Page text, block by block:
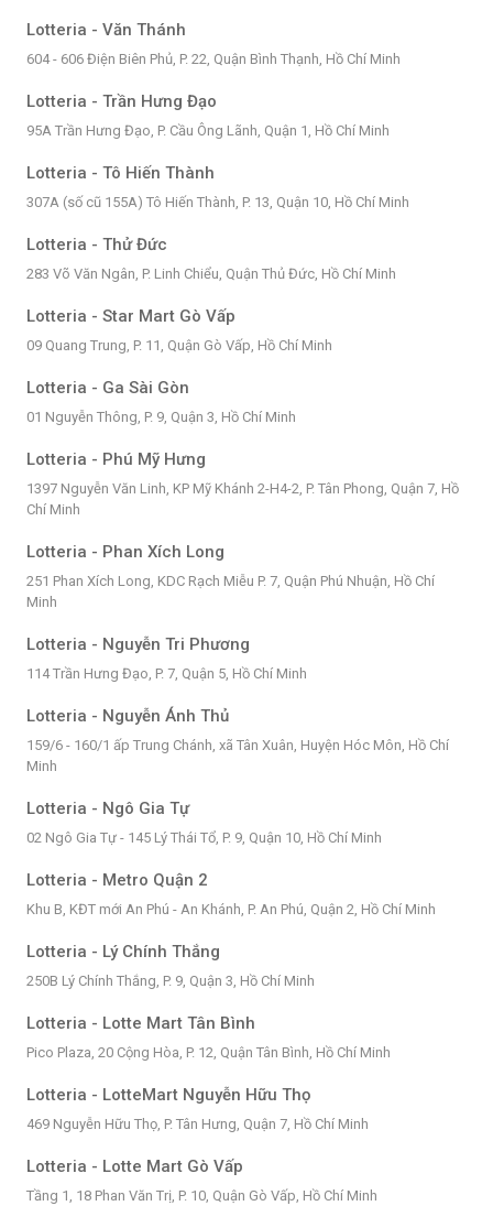
Lotteria - Văn Thánh
604 - 606 Điện Biên Phủ, P. 22, Quận Bình Thạnh, Hồ Chí Minh
Lotteria - Trần Hưng Đạo
95A Trần Hưng Đạo, P. Cầu Ông Lãnh, Quận 1, Hồ Chí Minh
Lotteria - Tô Hiến Thành
307A (số cũ 155A) Tô Hiến Thành, P. 13, Quận 10, Hồ Chí Minh
Lotteria - Thử Đức
283 Võ Văn Ngân, P. Linh Chiểu, Quận Thủ Đức, Hồ Chí Minh
Lotteria - Star Mart Gò Vấp
09 Quang Trung, P. 11, Quận Gò Vấp, Hồ Chí Minh
Lotteria - Ga Sài Gòn
01 Nguyễn Thông, P. 9, Quận 3, Hồ Chí Minh
Lotteria - Phú Mỹ Hưng
1397 Nguyễn Văn Linh, KP Mỹ Khánh 2-H4-2, P. Tân Phong, Quận 7, Hồ
Chí Minh
Lotteria - Phan Xích Long
251 Phan Xích Long, KDC Rạch Miễu P. 7, Quận Phú Nhuận, Hồ Chí
Minh
Lotteria - Nguyễn Tri Phương
114 Trần Hưng Đạo, P. 7, Quận 5, Hồ Chí Minh
Lotteria - Nguyễn Ánh Thủ
159/6 - 160/1 ấp Trung Chánh, xã Tân Xuân, Huyện Hóc Môn, Hồ Chí
Minh
Lotteria - Ngô Gia Tự
02 Ngô Gia Tự - 145 Lý Thái Tổ, P. 9, Quận 10, Hồ Chí Minh
Lotteria - Metro Quận 2
Khu B, KĐT mới An Phú - An Khánh, P. An Phú, Quận 2, Hồ Chí Minh
Lotteria - Lý Chính Thắng
250B Lý Chính Thắng, P. 9, Quận 3, Hồ Chí Minh
Lotteria - Lotte Mart Tân Bình
Pico Plaza, 20 Cộng Hòa, P. 12, Quận Tân Bình, Hồ Chí Minh
Lotteria - LotteMart Nguyễn Hữu Thọ
469 Nguyễn Hữu Thọ, P. Tân Hưng, Quận 7, Hồ Chí Minh
Lotteria - Lotte Mart Gò Vấp
Tầng 1, 18 Phan Văn Trị, P. 10, Quận Gò Vấp, Hồ Chí Minh